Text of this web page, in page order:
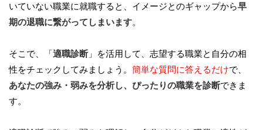
いていない職業に就職すると、イメージとのギャップから早
期の退職に繋がってしまいます。
そこで、「適職診断」を活用して、志望する職業と自分の相
性をチェックしてみましょう。 簡単な質問に答えるだけで、
あなたの強み・弱みを分析し、ぴったりの職業を診断できま
す。